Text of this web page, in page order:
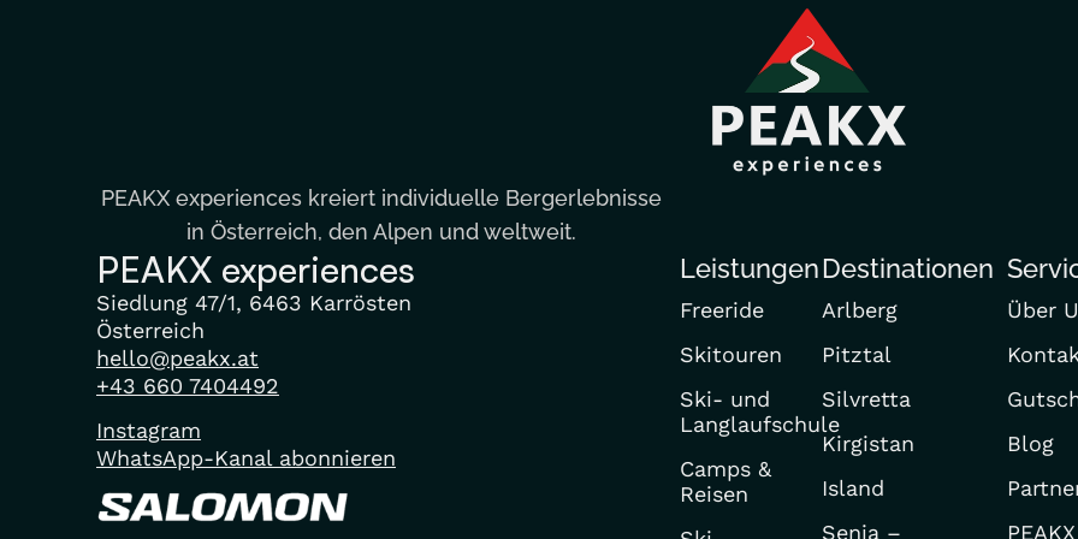
PEAKX experiences kreiert individuelle Bergerlebnisse
in Österreich, den Alpen und weltweit.
PEAKX experiences
Siedlung 47/1, 6463 Karrösten
Österreich
hello@peakx.at
+43 660 7404492
Instagram
WhatsApp-Kanal abonnieren
Leistungen
Freeride
Skitouren
Ski- und
Langlaufschule
Camps &
Reisen
Destinationen
Arlberg
Pitztal
Silvretta
Kirgistan
Island
Senja –
Über
Blog
PEAKX